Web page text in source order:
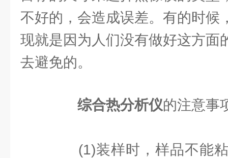
不好的，会造成误差。有的时候
现就是因为人们没有做好这方面
去避免的。
综合热分析仪的注意事
(1)装样时，样品不能粘